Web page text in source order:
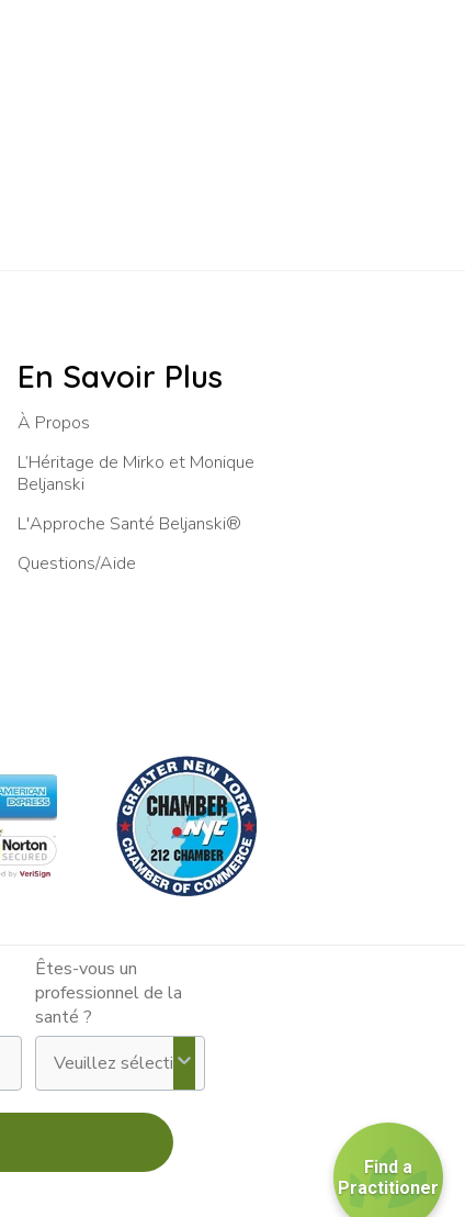
En Savoir Plus
À Propos
L’Héritage de Mirko et Monique
Beljanski
L'Approche Santé Beljanski®
Questions/Aide
Êtes-vous un
professionnel de la
santé ?
Find a
Practitioner